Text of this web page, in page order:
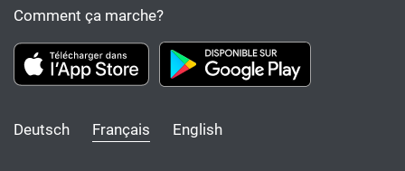
Comment ça marche?
Deutsch Français English